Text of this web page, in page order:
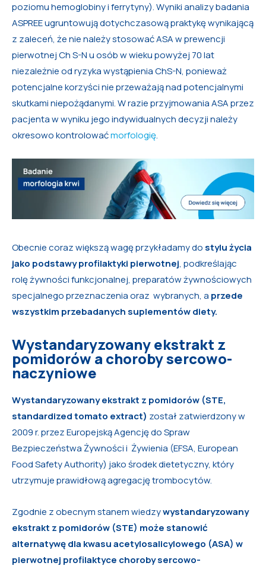
poziomu hemoglobiny i ferrytyny). Wyniki analizy badania
ASPREE ugruntowują dotychczasową praktykę wynikającą
z zaleceń, że nie należy stosować ASA w prewencji
pierwotnej Ch S-N u osób w wieku powyżej 70 lat
niezależnie od ryzyka wystąpienia ChS-N, ponieważ
potencjalne korzyści nie przeważają nad potencjalnymi
skutkami niepożądanymi. W razie przyjmowania ASA przez
pacjenta w wyniku jego indywidualnych decyzji należy
okresowo kontrolowaćmorfologię.
Obecnie coraz większą wagę przykładamy do stylu życia
jako podstawy profilaktyki pierwotnej, podkreślając
rolę żywności funkcjonalnej, preparatów żywnościowych
specjalnego przeznaczenia oraz wybranych, a przede
wszystkim przebadanych suplementów diety.
Wystandaryzowany ekstrakt z
pomidorów a choroby sercowo-
naczyniowe
Wystandaryzowany ekstrakt z pomidorów (STE,
standardized tomato extract) został zatwierdzony w
2009 r. przez Europejską Agencję do Spraw
Bezpieczeństwa Żywności i Żywienia (EFSA, European
Food Safety Authority) jako środek dietetyczny, który
utrzymuje prawidłową agregację trombocytów.
Zgodnie z obecnym stanem wiedzywystandaryzowany
ekstrakt z pomidorów (STE) może stanowić
alternatywę dla kwasu acetylosalicylowego (ASA) w
pierwotnej profilaktyce choroby sercowo-